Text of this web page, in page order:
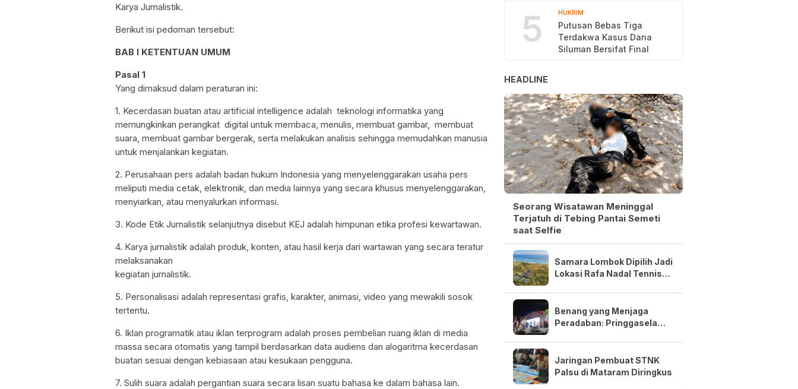
Karya Jurnalistik.
Berikut isi pedoman tersebut:
BAB I KETENTUAN UMUM
Pasal 1
Yang dimaksud dalam peraturan ini:
1. Kecerdasan buatan atau artificial intelligence adalah teknologi informatika yang
memungkinkan perangkat digital untuk membaca, menulis, membuat gambar, membuat
suara, membuat gambar bergerak, serta melakukan analisis sehingga memudahkan manusia
untuk menjalankan kegiatan.
2. Perusahaan pers adalah badan hukum Indonesia yang menyelenggarakan usaha pers
meliputi media cetak, elektronik, dan media lainnya yang secara khusus menyelenggarakan,
menyiarkan, atau menyalurkan informasi.
3. Kode Etik Jurnalistik selanjutnya disebut KEJ adalah himpunan etika profesi kewartawan.
4. Karya jurnalistik adalah produk, konten, atau hasil kerja dari wartawan yang secara teratur
melaksanakan
kegiatan jurnalistik.
5. Personalisasi adalah representasi grafis, karakter, animasi, video yang mewakili sosok
tertentu.
6. Iklan programatik atau iklan terprogram adalah proses pembelian ruang iklan di media
massa secara otomatis yang tampil berdasarkan data audiens dan alogaritma kecerdasan
buatan sesuai dengan kebiasaan atau kesukaan pengguna.
7. Sulih suara adalah pergantian suara secara lisan suatu bahasa ke dalam bahasa lain.
5 HUKRIM
Putusan Bebas Tiga
Terdakwa Kasus Dana
Siluman Bersifat Final
HEADLINE
Seorang Wisatawan Meninggal
Terjatuh di Tebing Pantai Semeti
saat Selfie
Samara Lombok Dipilih Jadi
Lokasi Rafa Nadal Tennis
Benang yang Menjaga
Peradaban: Pringgasela
Jaringan Pembuat STNK
Palsu di Mataram Diringkus